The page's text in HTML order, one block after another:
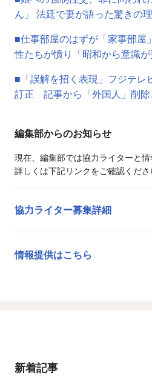
ん」 法廷で妻が語った驚きの
■仕事部屋のはずが「家事部屋
性たちが憤り「昭和から意識が
■「誤解を招く表現」フジテレ
訂正 記事から「外国人」削除
編集部からのお知らせ
現在、編集部では協力ライターと情
詳しくは下記リンクをご確認くださ
協力ライター募集詳細
情報提供はこちら
新着記事